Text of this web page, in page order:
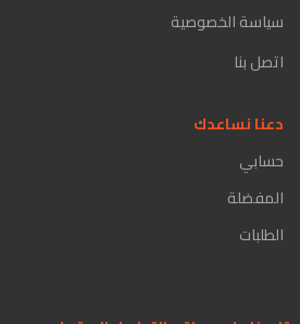
سياسة الخصوصية
اتصل بنا
دعنا نساعدك
حسابي
المفضلة
الطلبات